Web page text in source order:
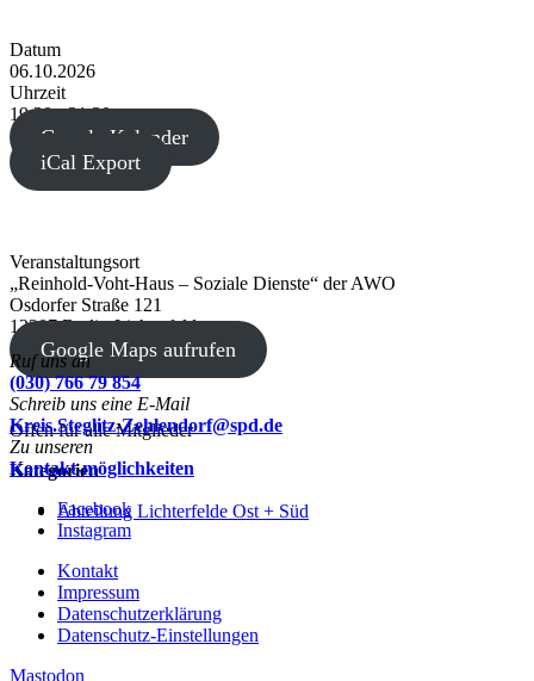
Datum
06.10.2026
Uhrzeit
19:30 - 21:30
Google Kalender
iCal Export
Veranstaltungsort
„Reinhold-Voht-Haus – Soziale Dienste“ der AWO
Osdorfer Straße 121
12207 Berlin-Lichterfelde
Google Maps aufrufen
Offen für alle Mitglieder
Kategorien
Abteilung Lichterfelde Ost + Süd
Ruf uns an
(030) 766 79 854
Schreib uns eine E-Mail
Kreis.Steglitz-Zehlendorf@spd.de
Zu unseren
Kontakt-möglichkeiten
Facebook
Instagram
Kontakt
Impressum
Datenschutzerklärung
Datenschutz-Einstellungen
Mastodon